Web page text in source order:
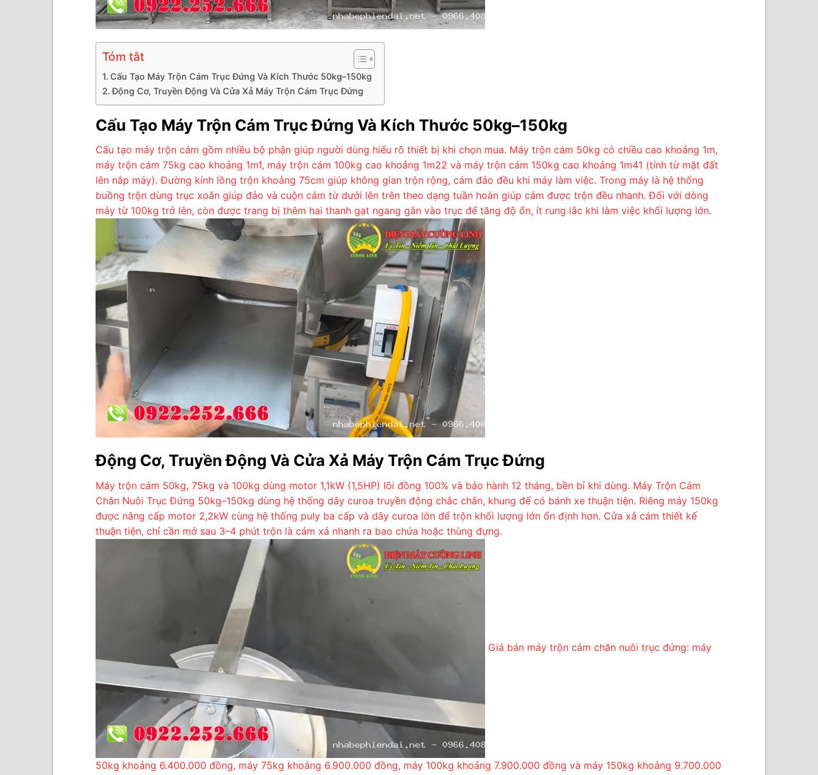
Tóm tắt
Cấu Tạo Máy Trộn Cám Trục Đứng Và Kích Thước 50kg–150kg
Động Cơ, Truyền Động Và Cửa Xả Máy Trộn Cám Trục Đứng
Cấu Tạo Máy Trộn Cám Trục Đứng Và Kích Thước 50kg–150kg
Cấu tạo máy trộn cám gồm nhiều bộ phận giúp người dùng hiểu rõ thiết bị khi chọn mua. Máy trộn cám 50kg có chiều cao khoảng 1m,
máy trộn cám 75kg cao khoảng 1m1, máy trộn cám 100kg cao khoảng 1m22 và máy trộn cám 150kg cao khoảng 1m41 (tính từ mặt đất
lên nắp máy). Đường kính lồng trộn khoảng 75cm giúp không gian trộn rộng, cám đảo đều khi máy làm việc. Trong máy là hệ thống
buồng trộn dùng trục xoắn giúp đảo và cuộn cám từ dưới lên trên theo dạng tuần hoàn giúp cám được trộn đều nhanh. Đối với dòng
máy từ 100kg trở lên, còn được trang bị thêm hai thanh gạt ngang gắn vào trục để tăng độ ổn, ít rung lắc khi làm việc khối lượng lớn.
Động Cơ, Truyền Động Và Cửa Xả Máy Trộn Cám Trục Đứng
Máy trộn cám 50kg, 75kg và 100kg dùng motor 1,1kW (1,5HP) lõi đồng 100% và bảo hành 12 tháng, bền bỉ khi dùng. Máy Trộn Cám
Chăn Nuôi Trục Đứng 50kg–150kg dùng hệ thống dây curoa truyền động chắc chắn, khung đế có bánh xe thuận tiện. Riêng máy 150kg
được nâng cấp motor 2,2kW cùng hệ thống puly ba cấp và dây curoa lớn để trộn khối lượng lớn ổn định hơn. Cửa xả cám thiết kế
thuận tiện, chỉ cần mở sau 3–4 phút trộn là cám xả nhanh ra bao chứa hoặc thùng đựng.
Giá bán máy trộn cám chăn nuôi trục đứng: máy
50kg khoảng 6.400.000 đồng, máy 75kg khoảng 6.900.000 đồng, máy 100kg khoảng 7.900.000 đồng và máy 150kg khoảng 9.700.000